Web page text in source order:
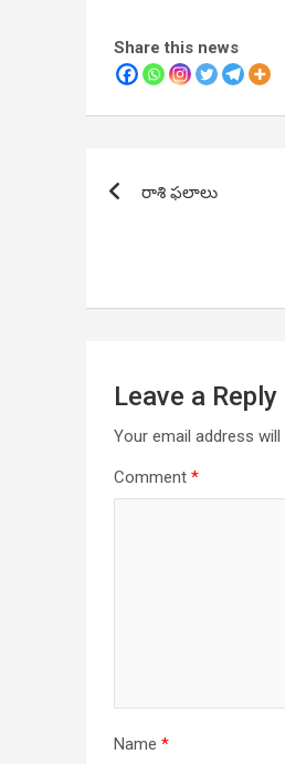
Share this news
navigation
రాశి ఫలాలు
Leave a Reply
Your email address
Comment*
Name*